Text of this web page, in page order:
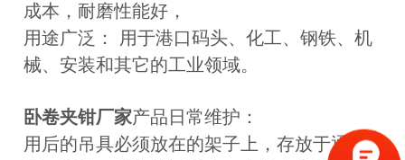
成本， 耐磨性能好，
用途广泛： 用于港口码头、化工、钢铁、机
械、安装和其它的工业领域。
卧卷夹钳厂家产品日常维护：
用后的吊具必须放在的架子上，存放于通